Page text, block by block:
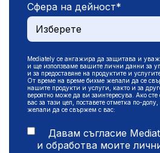
Сфера на дейност*
Mediately се ангажира да защитава и
и ще използваме вашите лични данни за
и за предоставяне на продуктите и
От време на време бихме желали да се
нашите продукти и услуги, както и за
вероятно може да ви заинтересува. Ако
вас за тази цел, поставете отметка по-
желали да се свържем с вас:
Давам съгласие
и обработва моите